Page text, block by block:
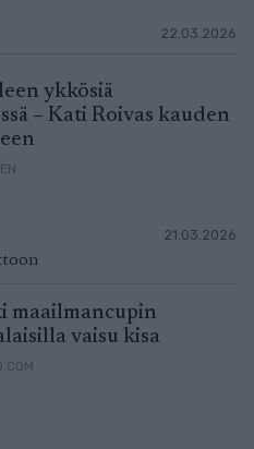
22.03.2026
ykkösiä
– Kati Roivas kauden
21.03.2026
maailmancupin
vaisu kisa